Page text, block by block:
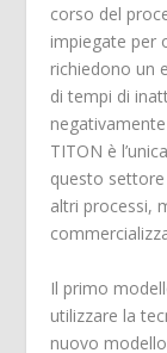
corso del
impiegate per
richiedono un
di tempi di
TITON è
questo
altri processi,
Il primo
utilizzare la
nuovo